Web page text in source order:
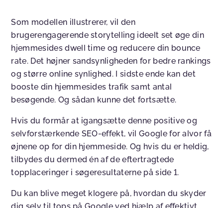
Som modellen illustrerer, vil den
brugerengagerende storytelling ideelt set øge din
hjemmesides dwell time og reducere din bounce
rate. Det højner sandsynligheden for bedre rankings
og større online synlighed. I sidste ende kan det
booste din hjemmesides trafik samt antal
besøgende. Og sådan kunne det fortsætte.
Hvis du formår at igangsætte denne positive og
selvforstærkende SEO-effekt, vil Google for alvor få
øjnene op for din hjemmeside. Og hvis du er heldig,
tilbydes du dermed én af de eftertragtede
topplaceringer i søgeresultaterne på side 1.
Du kan blive meget klogere på, hvordan du skyder